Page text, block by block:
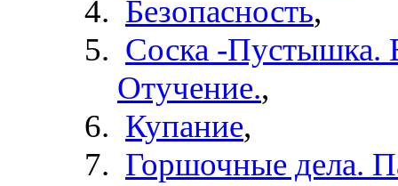
Безопасность,
Соска -Пустышка.
Отучение.,
Купание,
Горшочные дела.